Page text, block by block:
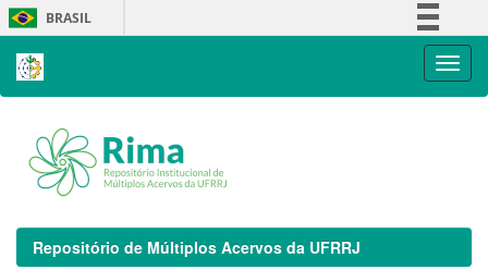
Skip
navigation
BRASIL
Repositório de Múltiplos Acervos da UFRRJ